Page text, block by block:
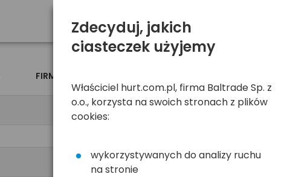
FIRMA
Zdecyduj, jakich
ciasteczek użyjemy
Właściciel hurt.com.pl, firma Baltrade Sp. z
o.o., korzysta na swoich stronach z plików
cookies:
wykorzystywanych do analizy ruchu
na stronie